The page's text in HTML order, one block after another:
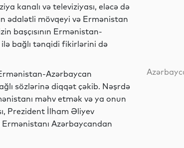
kanalı və televiziyası, eləcə də
ədalətli mövqeyi və Ermənistan
başçısının Ermənistan-
bağlı tənqidi fikirlərini də
Azərbaycan
sözlərinə diqqət çəkib. Nəşrdə
məhv etmək və ya onun
Prezident İlham Əliyev
Azərbaycandan